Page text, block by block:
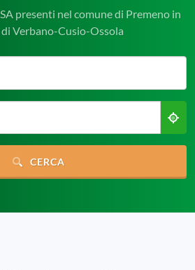
presenti nel comune di Premeno in
Verbano-Cusio-Ossola
CERCA